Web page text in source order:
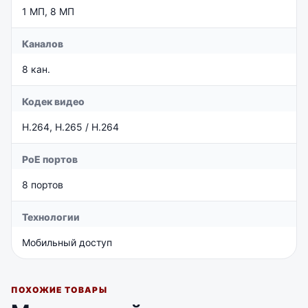
DS-7108NI-Q1/8P/M 8 канальный сетевой регистратор с
Под заказ
Под заказ
1 МП, 8 МП
Каналов
8 кан.
Кодек видео
H.264, H.265 / H.264
PoE портов
8 портов
Технологии
Мобильный доступ
ПОХОЖИЕ ТОВАРЫ